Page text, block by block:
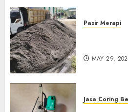
Pasir Merapi
MAY 29,
Jasa Coring